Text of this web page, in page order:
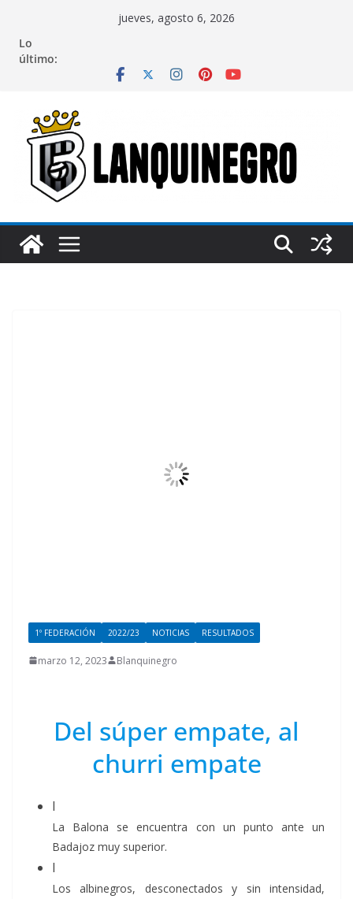
contenido
jueves, agosto 6, 2026
Lo
último:
1º FEDERACIÓN 2022/23 NOTICIAS RESULTADOS
marzo 12, 2023 Blanquinegro
Del súper empate, al
churri empate
La Balona se encuentra con un punto ante un
Badajoz muy superior.
Los albinegros, desconectados y sin intensidad,